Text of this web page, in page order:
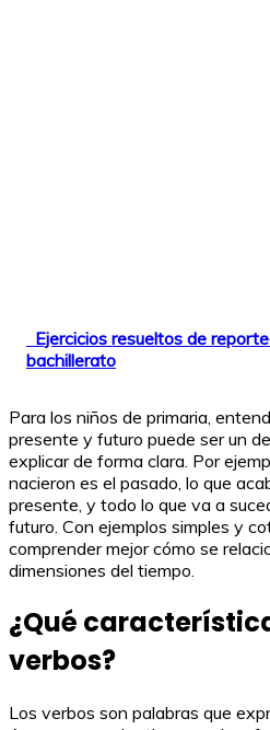
Ejercicios resueltos de
bachillerato
Para los niños de primaria,
presente y futuro puede ser un
explicar de forma clara. Por
nacieron es el pasado, lo que
presente, y todo lo que va a
futuro. Con ejemplos simples y
comprender mejor cómo se
dimensiones del tiempo.
¿Qué
verbos?
Los verbos son palabras que